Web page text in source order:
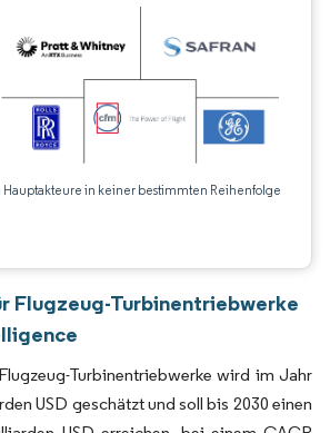
Hauptakteure in keiner bestimmten Reihenfolge
Flugzeug-Turbinentriebwerke
Turbinentriebwerke wird im Jahr
USD geschätzt und soll bis 2030 einen